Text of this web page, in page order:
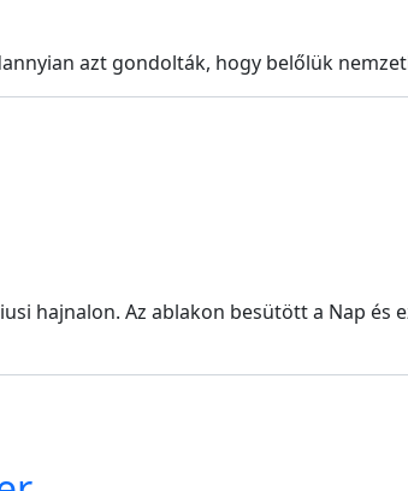
azt gondolták, hogy belőlük
hajnalon. Az ablakon besütött a Nap és